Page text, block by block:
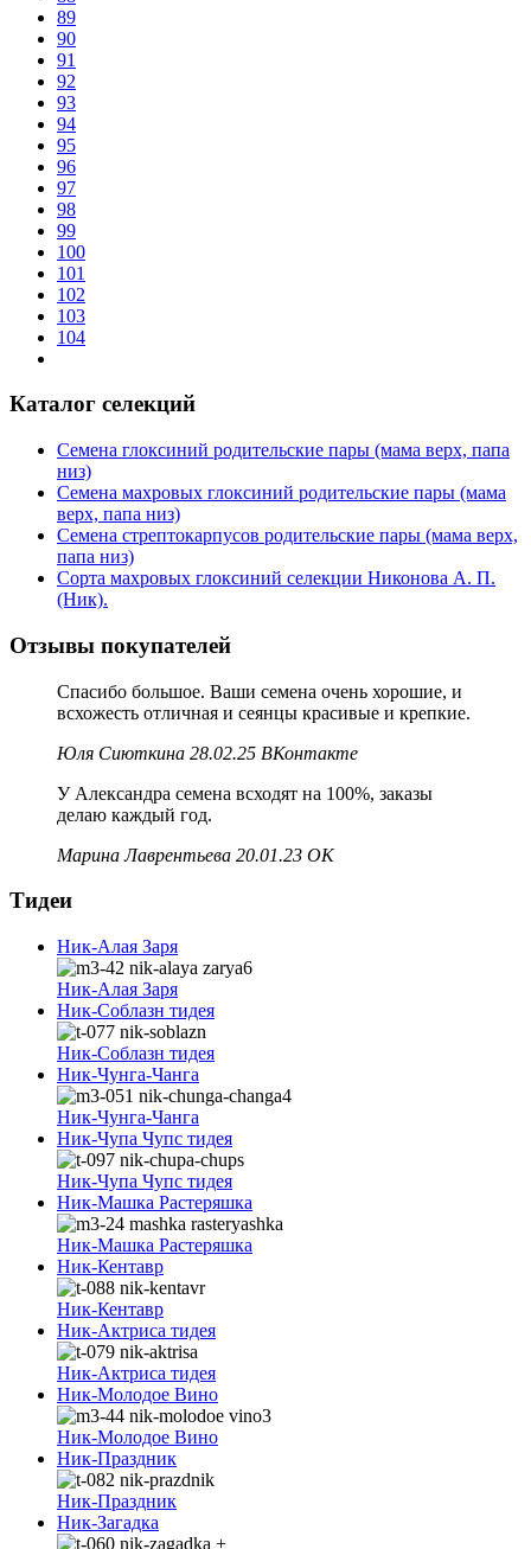
89
90
91
92
93
94
95
96
97
98
99
100
101
102
103
104
Каталог селекций
Семена глоксиний родительские пары (мама верх, папа
низ)
Семена махровых глоксиний родительские пары (мама
верх, папа низ)
Семена стрептокарпусов родительские пары (мама верх,
папа низ)
Сорта махровых глоксиний селекции Никонова А. П.
(Ник).
Отзывы покупателей
Спасибо большое. Ваши семена очень хорошие, и
всхожесть отличная и сеянцы красивые и крепкие.
Юля Сиюткина 28.02.25 ВКонтакте
У Александра семена всходят на 100%, заказы
делаю каждый год.
Марина Лаврентьева 20.01.23 ОК
Тидеи
Ник-Алая Заря
Ник-Алая Заря
Ник-Соблазн тидея
Ник-Соблазн тидея
Ник-Чунга-Чанга
Ник-Чунга-Чанга
Ник-Чупа Чупс тидея
Ник-Чупа Чупс тидея
Ник-Машка Растеряшка
Ник-Машка Растеряшка
Ник-Кентавр
Ник-Кентавр
Ник-Актриса тидея
Ник-Актриса тидея
Ник-Молодое Вино
Ник-Молодое Вино
Ник-Праздник
Ник-Праздник
Ник-Загадка